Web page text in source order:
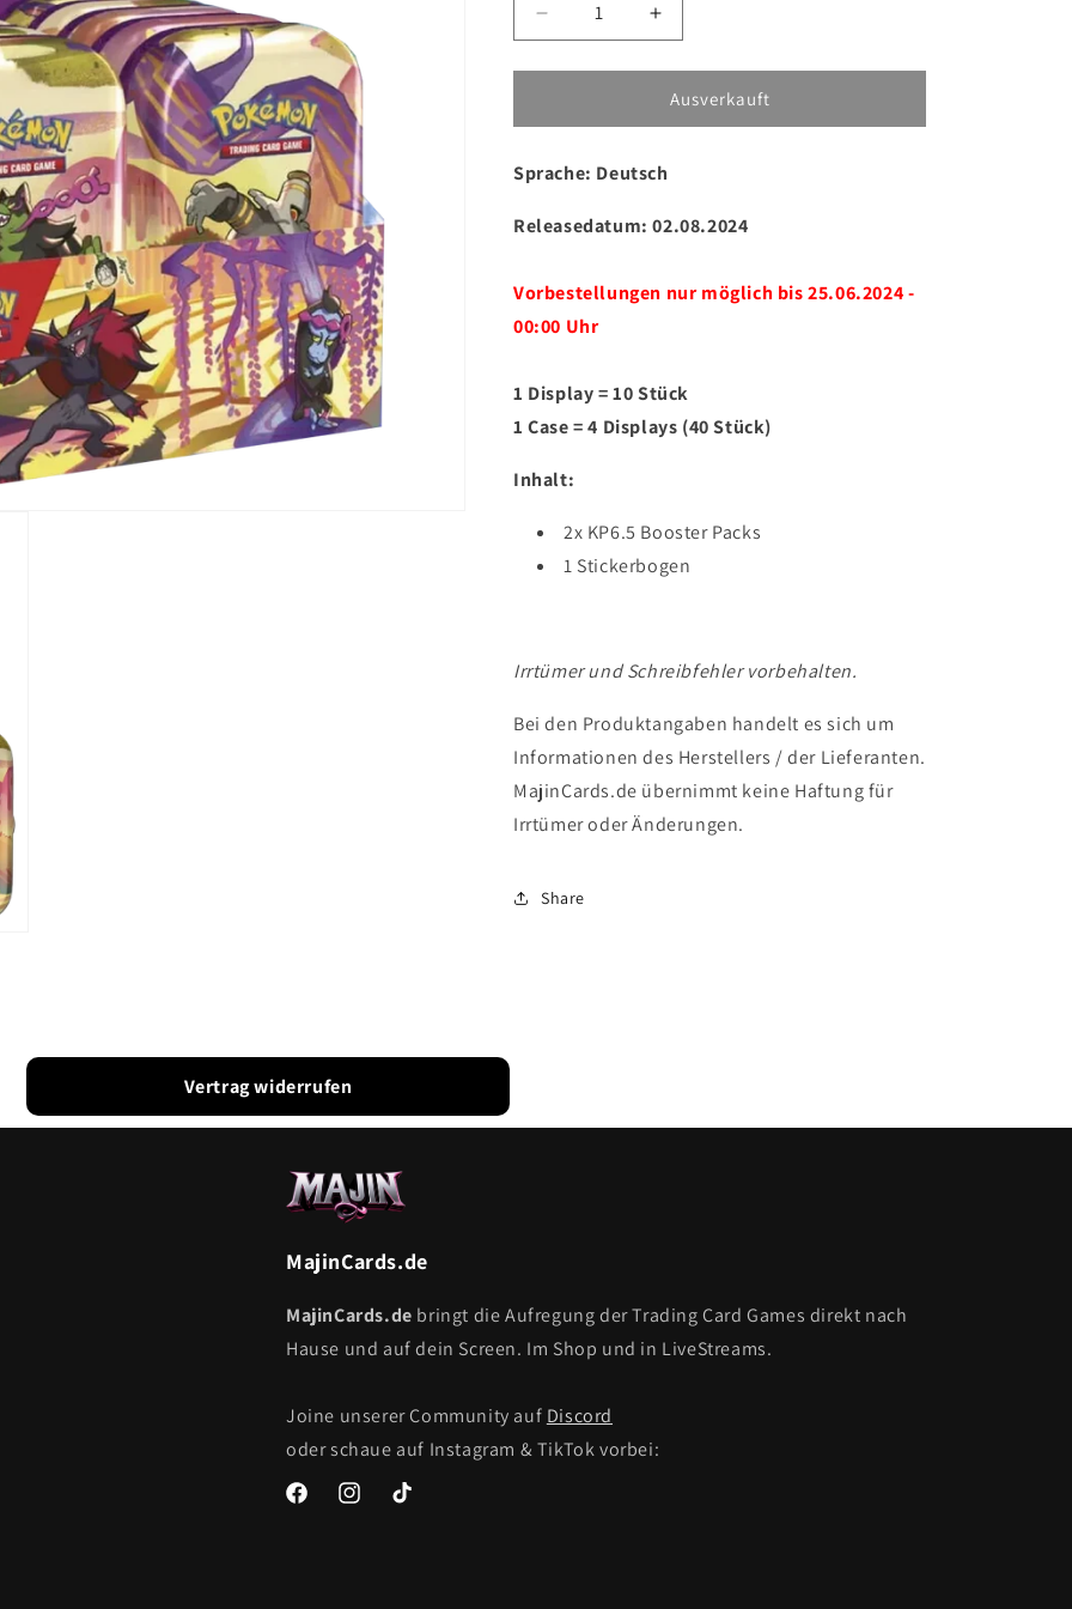
Verringere
die
Menge
Pokémon
Nebel
Sagen
DE
Erhöhe
die
Menge
für
Pokémon
Nebel
Sagen
DE
Ausverkauft
Sprache: Deutsch
Releasedatum: 02.08.2024
Vorbestellungen nur möglich bis 25.06.2024 -
00:00 Uhr
1 Display = 10 Stück
1 Case = 4 Displays (40 Stück)
Inhalt:
2x KP6.5 Booster Packs
1 Stickerbogen
Irrtümer und Schreibfehler vorbehalten.
Bei den Produktangaben handelt es sich um
Informationen des Herstellers / der Lieferanten.
MajinCards.de übernimmt keine Haftung für
Irrtümer oder Änderungen.
Share
Vertrag widerrufen
MajinCards.de
MajinCards.de bringt die Aufregung der Trading Card Games direkt nach
Hause und auf dein Screen. Im Shop und in LiveStreams.
Joine unserer Community auf Discord
oder schaue auf Instagram & TikTok vorbei:
FacebookInstagram